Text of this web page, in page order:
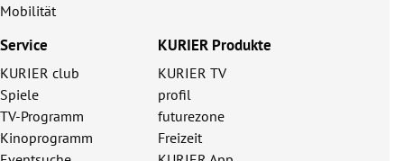
Mobilität
Service
KURIER club
Spiele
TV-Programm
Kinoprogramm
KURIER Produkte
KURIER TV
profil
futurezone
Freizeit